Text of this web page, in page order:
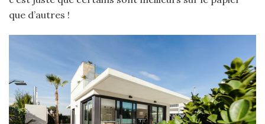
que d’autres !